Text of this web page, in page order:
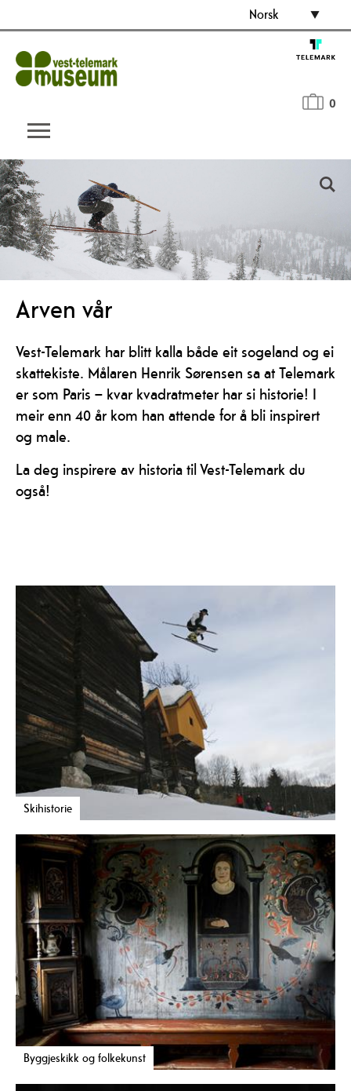
Norsk
0
Arven vår
Vest-Telemark har blitt kalla både eit sogeland og ei
skattekiste. Målaren Henrik Sørensen sa at Telemark
er som Paris – kvar kvadratmeter har si historie! I
meir enn 40 år kom han attende for å bli inspirert
og male.
La deg inspirere av historia til Vest-Telemark du
også!
Skihistorie
Byggjeskikk og folkekunst